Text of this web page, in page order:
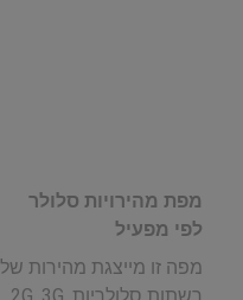
מפת מהירויות סלולר
לפי מפעיל
מפה זו מייצגת מהירות של